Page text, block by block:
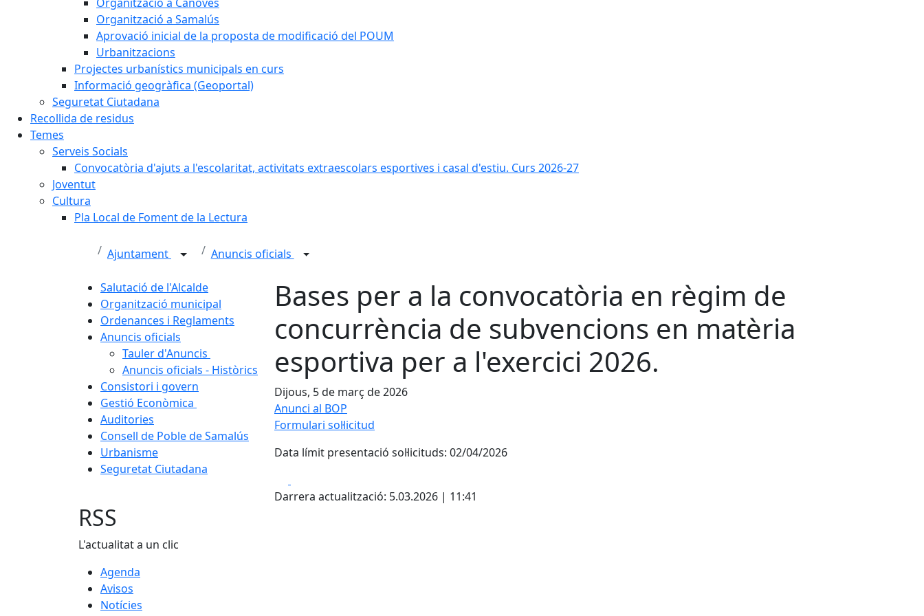
Organització a Samalús
Aprovació inicial de la proposta de modificació del POUM
Urbanitzacions
Projectes urbanístics municipals en curs
Informació geogràfica (Geoportal)
Seguretat Ciutadana
Recollida de residus
Temes
Serveis Socials
Convocatòria d'ajuts a l'escolaritat, activitats extraescolars esportives i casal d'estiu. Curs 2026-27
Joventut
Cultura
Pla Local de Foment de la Lectura
Ajuntament Anuncis oficials
Salutació de l'Alcalde
Organització municipal
Ordenances i Reglaments
Anuncis oficials
Tauler d'Anuncis
Anuncis oficials - Històrics
Consistori i govern
Gestió Econòmica
Auditories
Consell de Poble de Samalús
Urbanisme
Seguretat Ciutadana
Bases per a la convocatòria en règim de
concurrència de subvencions en matèria
esportiva per a l'exercici 2026.
Dijous, 5 de març de 2026
Anunci al BOP
Formulari sol·licitud
Data límit presentació sol·licituds: 02/04/2026
Darrera actualització: 5.03.2026 | 11:41
RSS
L'actualitat a un clic
Agenda
Avisos
Notícies